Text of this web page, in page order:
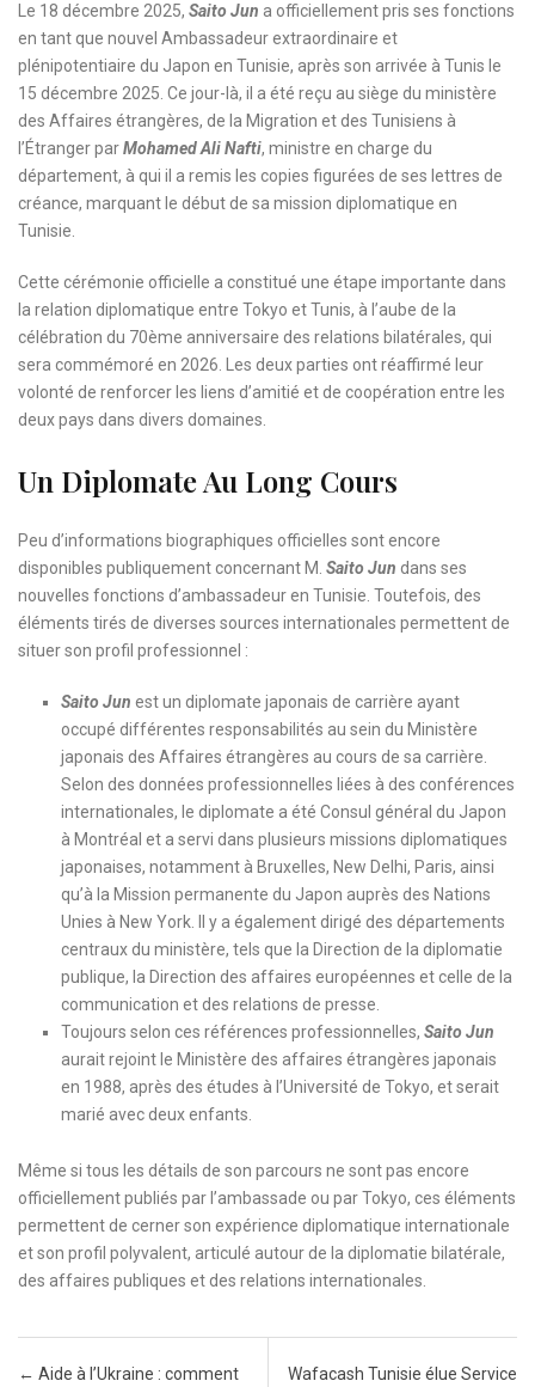
Le 18 décembre 2025, Saito Jun a officiellement pris ses fonctions
en tant que nouvel Ambassadeur extraordinaire et
plénipotentiaire du Japon en Tunisie, après son arrivée à Tunis le
15 décembre 2025. Ce jour-là, il a été reçu au siège du ministère
des Affaires étrangères, de la Migration et des Tunisiens à
l’Étranger parMohamed Ali Nafti, ministre en charge du
département, à qui il a remis les copies figurées de ses lettres de
créance, marquant le début de sa mission diplomatique en
Tunisie.
Cette cérémonie officielle a constitué une étape importante dans
la relation diplomatique entre Tokyo et Tunis, à l’aube de la
célébration du 70ème anniversaire des relations bilatérales, qui
sera commémoré en 2026. Les deux parties ont réaffirmé leur
volonté de renforcer les liens d’amitié et de coopération entre les
deux pays dans divers domaines.
Un Diplomate Au Long Cours
Peu d’informations biographiques officielles sont encore
disponibles publiquement concernant M. Saito Jun dans ses
nouvelles fonctions d’ambassadeur en Tunisie. Toutefois, des
éléments tirés de diverses sources internationales permettent de
situer son profil professionnel :
Saito Jun est un diplomate japonais de carrière ayant
occupé différentes responsabilités au sein du Ministère
japonais des Affaires étrangères au cours de sa carrière.
Selon des données professionnelles liées à des conférences
internationales, le diplomate a été Consul général du Japon
à Montréal et a servi dans plusieurs missions diplomatiques
japonaises, notamment à Bruxelles, New Delhi, Paris, ainsi
qu’à la Mission permanente du Japon auprès des Nations
Unies à New York. Il y a également dirigé des départements
centraux du ministère, tels que la Direction de la diplomatie
publique, la Direction des affaires européennes et celle de la
communication et des relations de presse.
Toujours selon ces références professionnelles, Saito Jun
aurait rejoint le Ministère des affaires étrangères japonais
en 1988, après des études à l’Université de Tokyo, et serait
marié avec deux enfants.
Même si tous les détails de son parcours ne sont pas encore
officiellement publiés par l’ambassade ou par Tokyo, ces éléments
permettent de cerner son expérience diplomatique internationale
et son profil polyvalent, articulé autour de la diplomatie bilatérale,
des affaires publiques et des relations internationales.
Post navigation
← Aide à l’Ukraine : comment
Wafacash Tunisie élue Service